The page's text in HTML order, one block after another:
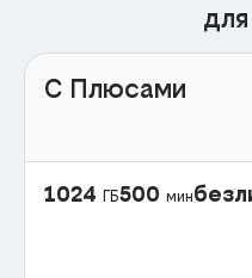
С Плюсами
1024 ГБ500 мин